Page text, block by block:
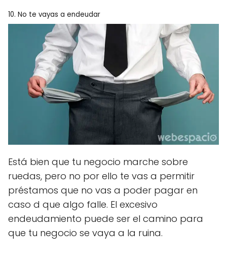
10. No te vayas a endeudar
Está bien que tu negocio marche sobre
ruedas, pero no por ello te vas a permitir
préstamos que no vas a poder pagar en
caso d que algo falle. El excesivo
endeudamiento puede ser el camino para
que tu negocio se vaya a la ruina.